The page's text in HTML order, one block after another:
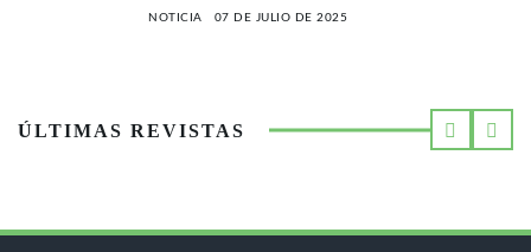
NOTICIA 07 DE JULIO DE 2025
ÚLTIMAS REVISTAS